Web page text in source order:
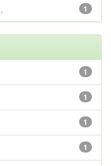
1
1
1
1
1